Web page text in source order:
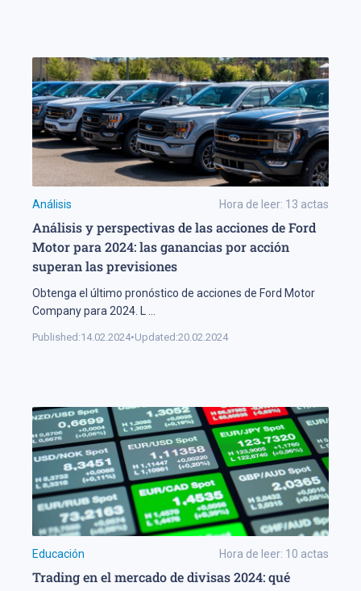
Análisis Hora de leer: 13 actas
Análisis y perspectivas de las acciones de Ford
Motor para 2024: las ganancias por acción
superan las previsiones
Obtenga el último pronóstico de acciones de Ford Motor
Company para 2024. L
Published:14.02.2024•Updated:20.02.2024
Educación Hora de leer: 10 actas
Trading en el mercado de divisas 2024: qué